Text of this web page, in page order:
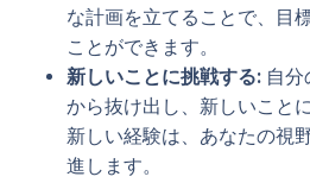
な計画を立てることで、目
ことができます。
新しいことに挑戦する: 自
から抜け出し、新しいこと
新しい経験は、あなたの視
進します。